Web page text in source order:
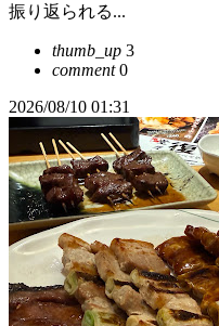
振り返られる...
thumb_up 3
comment0
2026/08/10 01:31